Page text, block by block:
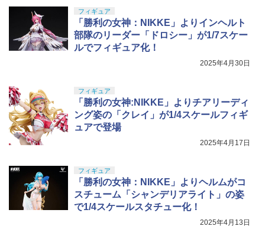
フィギュア
「勝利の女神：NIKKE」よりインヘルト
部隊のリーダー「ドロシー」が1/7スケー
ルでフィギュア化！
2025年4月30日
フィギュア
「勝利の女神:NIKKE」よりチアリーディ
ング姿の「クレイ」が1/4スケールフィギ
ュアで登場
2025年4月17日
フィギュア
「勝利の女神：NIKKE」よりヘルムがコ
スチューム「シャンデリアライト」の姿
で1/4スケールスタチュー化！
2025年4月13日